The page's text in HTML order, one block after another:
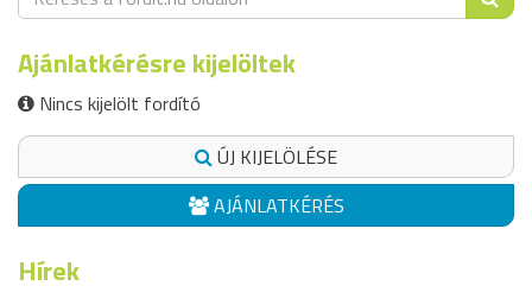
Ajánlatkérésre kijelöltek
Nincs kijelölt fordító
ÚJ KIJELÖLÉSE
AJÁNLATKÉRÉS
Hírek